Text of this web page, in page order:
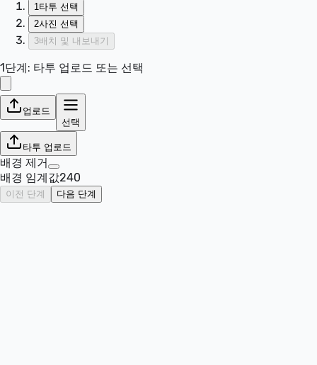
1 타투 선택
2사진 선택
3배치 및 내보내기
1단계: 타투 업로드 또는 선택
업로드
선택
타투 업로드
배경 제거
배경 임계값240
이전 단계 다음 단계